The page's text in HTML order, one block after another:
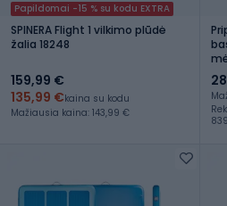
Papildomai -15 % su kodu EXTRA
SPINERA Flight 1 vilkimo plūdė
žalia 18248
159,99 €
135,99 €kaina su kodu
Mažiausia kaina: 143,99 €